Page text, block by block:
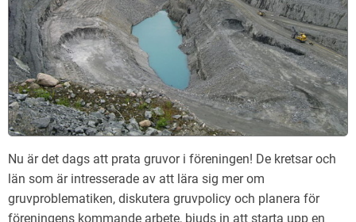
Nu är det dags att prata gruvor i föreningen! De kretsar och
län som är intresserade av att lära sig mer om
gruvproblematiken, diskutera gruvpolicy och planera för
föreningens kommande arbete, bjuds in att starta upp en